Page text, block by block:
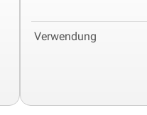
Verwendung